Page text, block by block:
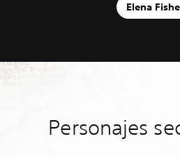
Elena
Personajes